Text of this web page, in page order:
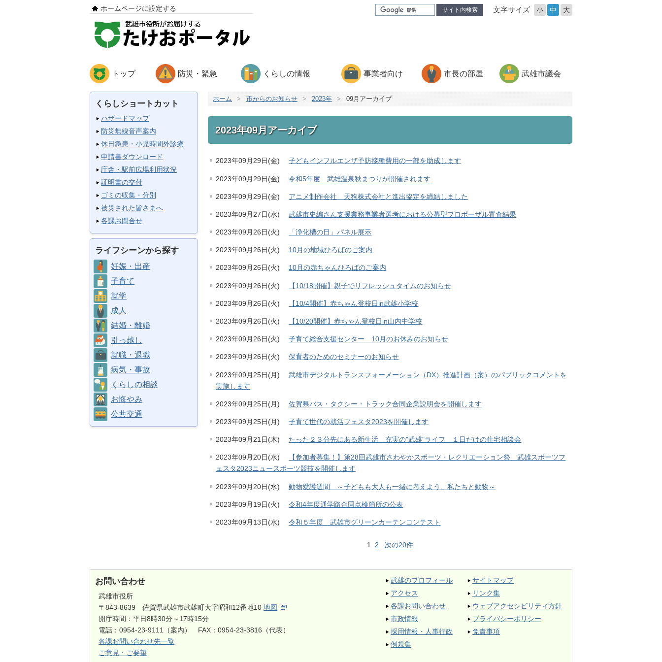
サイト内検索 文字サイズ 小 中 大
ホームページに設定する
トップ 防災・緊急 くらしの情報 事業者向け 市長の部屋 武雄市議会
くらしショートカット
ハザードマップ
防災無線音声案内
休日急患・小児時間外診療
申請書ダウンロード
庁舎・駅前広場利用状況
証明書の交付
ゴミの収集・分別
被災された皆さまへ
各課お問合せ
ライフシーンから探す
妊娠・出産
子育て
就学
成人
結婚・離婚
引っ越し
就職・退職
病気・事故
くらしの相談
お悔やみ
公共交通
ホーム > 市からのお知らせ > 2023年 > 09月アーカイブ
2023年09月アーカイブ
2023年09月29日(金) 子どもインフルエンザ予防接種費用の一部を助成します
2023年09月29日(金) 令和5年度 武雄温泉秋まつりが開催されます
2023年09月29日(金) アニメ制作会社 天狗株式会社と進出協定を締結しました
2023年09月27日(水) 武雄市史編さん支援業務事業者選考における公募型プロポーザル審査結果
2023年09月26日(火) 「浄化槽の日」パネル展示
2023年09月26日(火) 10月の地域ひろばのご案内
2023年09月26日(火) 10月の赤ちゃんひろばのご案内
2023年09月26日(火) 【10/18開催】親子でリフレッシュタイムのお知らせ
2023年09月26日(火) 【10/4開催】赤ちゃん登校日in武雄小学校
2023年09月26日(火) 【10/20開催】赤ちゃん登校日in山内中学校
2023年09月26日(火) 子育て総合支援センター 10月のお休みのお知らせ
2023年09月26日(火) 保育者のためのセミナーのお知らせ
2023年09月25日(月)
武雄市デジタルトランスフォーメーション（DX）推進計画（案）のパブリックコメントを
実施します
2023年09月25日(月) 佐賀県バス・タクシー・トラック合同企業説明会を開催します
2023年09月25日(月) 子育て世代の就活フェスタ2023を開催します
2023年09月21日(木) たった２３分先にある新生活 充実の"武雄"ライフ １日だけの住宅相談会
2023年09月20日(水)
【参加者募集！】第28回武雄市さわやかスポーツ・レクリエーション祭 武雄スポーツフ
ェスタ2023ニュースポーツ競技を開催します
2023年09月20日(水) 動物愛護週間 ～子どもも大人も一緒に考えよう、私たちと動物～
2023年09月19日(火) 令和4年度通学路合同点検箇所の公表
2023年09月13日(水) 令和５年度 武雄市グリーンカーテンコンテスト
1 2 次の20件
お問い合わせ
武雄市役所
〒843-8639 佐賀県武雄市武雄町大字昭和12番地10地図
開庁時間：平日8時30分～17時15分
電話：0954-23-9111（案内） FAX：0954-23-3816（代表）
各課お問い合わせ先一覧
ご意見・ご要望
武雄のプロフィール
アクセス
各課お問い合わせ
市政情報
採用情報・人事行政
例規集
サイトマップ
リンク集
ウェブアクセシビリティ方針
プライバシーポリシー
免責事項